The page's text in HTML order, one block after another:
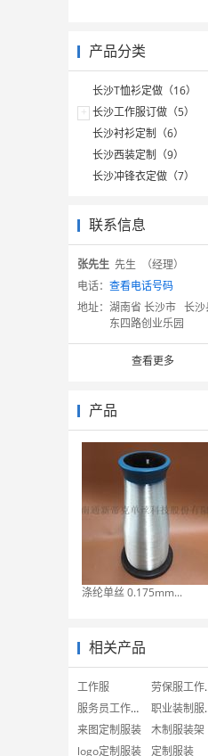
产品分类
长沙T恤衫定做（16）
+ 长沙工作服订做（5）
长沙衬衫定制（6）
长沙西装定制（9）
长沙冲锋衣定做（7）
联系信息
张先生 先生 （经理）
电话： 查看电话号码
地址： 湖南省 长沙市 长沙
东四路创业乐园
查看更多
产品
涤纶单丝 0.175mm...
相关产品
工作服
劳
服务员工作服制服
职
来图定制服装
木制服装架
logo定制服装
定制服装